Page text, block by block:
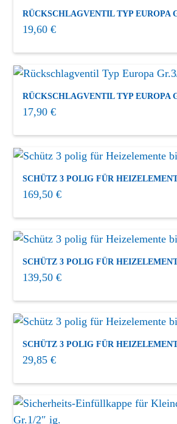
RÜCKSCHLAGVENTIL TYP EUROPA
19,60€
RÜCKSCHLAGVENTIL TYP EUROPA
17,90€
SCHÜTZ 3 POLIG FÜR
169,50€
SCHÜTZ 3 POLIG FÜR
139,50€
SCHÜTZ 3 POLIG FÜR
29,85€